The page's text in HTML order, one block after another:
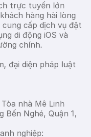
trực tuyến lớn
hàng hài lòng
cấp dịch vụ đặt
di động iOS và
chính.
đại diện pháp luật
nhà Mê Linh
Bến Nghé, Quận 1,
nghiệp: